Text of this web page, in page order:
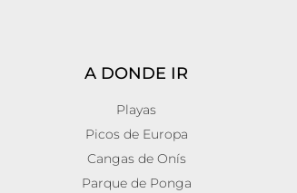
A DONDE IR
Playas
Picos de Europa
Cangas de Onís
Parque de Ponga